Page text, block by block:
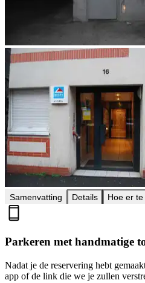
Samenvatting Details Hoe er
Parkeren met handmatige
Nadat je de reservering hebt
app of de link die we je zullen